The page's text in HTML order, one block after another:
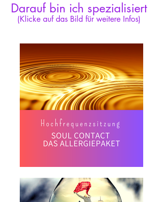
Darauf bin ich spezialisiert
(Klicke auf das Bild für weitere Infos)